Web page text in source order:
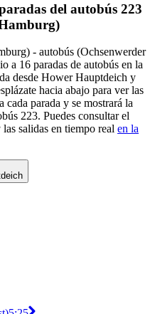
del autobús 223
- autobús (Ochsenwerder
a 16 paradas de autobús en la
desde Hower Hauptdeich y
hacia abajo para ver las
cada parada y se mostrará la
223. Puedes consultar el
salidas en tiempo real en la